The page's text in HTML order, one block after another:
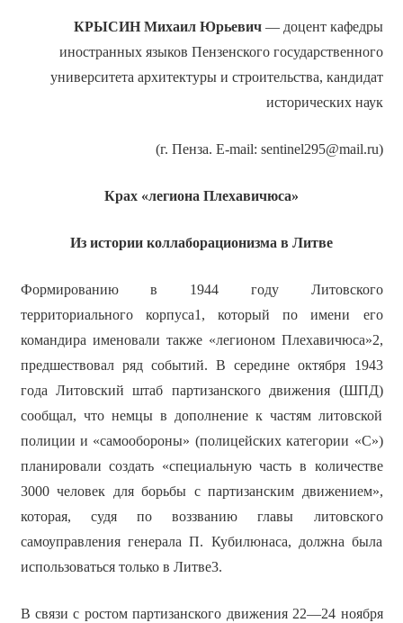
КРЫСИН Михаил Юрьевич— доцент кафедры
иностранных языков Пензенского государственного
университета архитектуры и строительства, кандидат
исторических наук
(г. Пенза. E-mail: sentinel295@mail.ru)
Крах «легиона Плехавичюса»
Из истории коллаборационизма в Литве
Формированию в 1944 году Литовского
территориального корпуса1, который по имени его
командира именовали также «легионом Плехавичюса»2,
предшествовал ряд событий. В середине октября 1943
года Литовский штаб партизанского движения (ШПД)
сообщал, что немцы в дополнение к частям литовской
полиции и «самообороны» (полицейских категории «С»)
планировали создать «специальную часть в количестве
3000 человек для борьбы с партизанским движением»,
которая, судя по воззванию главы литовского
самоуправления генерала П. Кубилюнаса, должна была
использоваться только в Литве3.
В связи с ростом партизанского движения 22—24 ноября